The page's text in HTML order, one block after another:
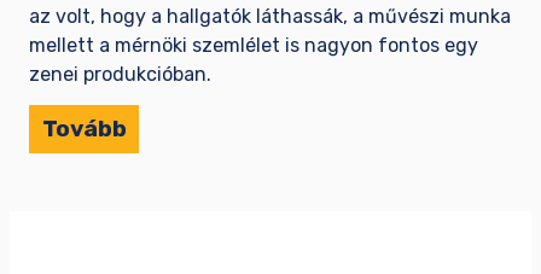
az volt, hogy a hallgatók láthassák, a művészi munka
mellett a mérnöki szemlélet is nagyon fontos egy
zenei produkcióban.
Tovább